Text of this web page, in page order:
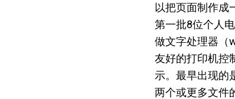
以把页面制作成
第一批8位个人
做文字处理器（
友好的打印机控
示。最早出现的
两个或更多文件